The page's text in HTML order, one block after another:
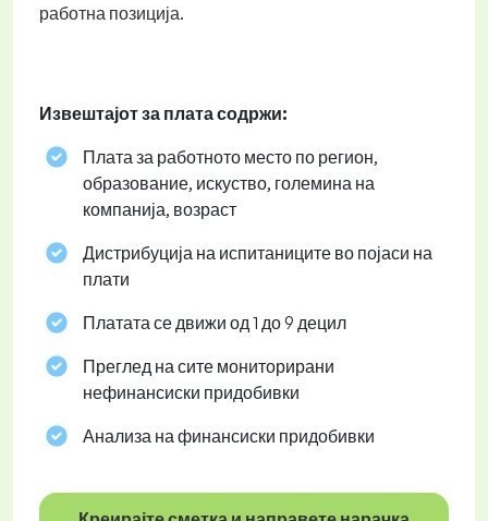
работна позиција.
Извештајот за плата содржи:
Плата за работното место по регион,
образование, искуство, големина на
компанија, возраст
Дистрибуција на испитаниците во појаси на
плати
Платата се движи од 1 до 9 децил
Преглед на сите мониторирани
нефинансиски придобивки
Анализа на финансиски придобивки